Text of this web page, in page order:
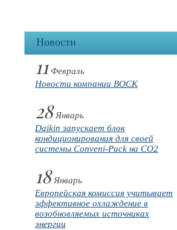
Новости
11 Февраль
Новости компании BOCK
28Январь
Daikin запускает блок
кондиционирования для своей
системы Conveni-Pack на CO2
18Январь
Европейская комиссия учитывает
эффективное охлаждение в
возобновляемых источниках
энергии